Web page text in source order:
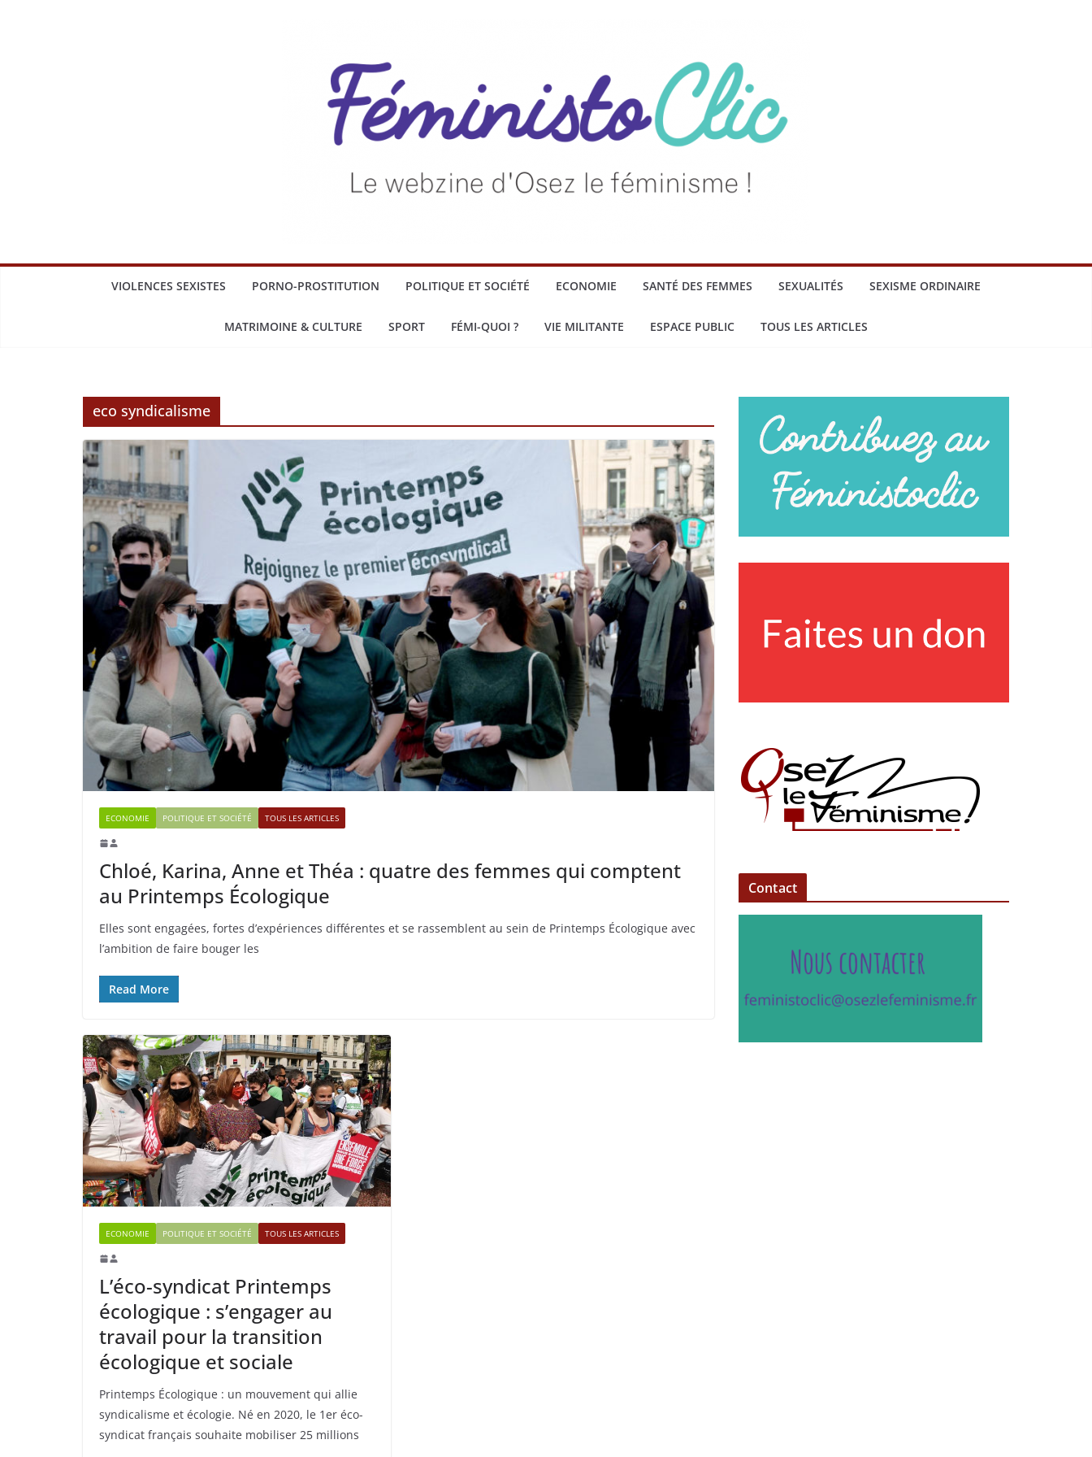
VIOLENCES SEXISTES PORNO-PROSTITUTION POLITIQUE ET SOCIÉTÉ ECONOMIE SANTÉ DES FEMMES SEXUALITÉS SEXISME ORDINAIRE
MATRIMOINE & CULTURE SPORT FÉMI-QUOI ? VIE MILITANTE ESPACE PUBLIC TOUS LES ARTICLES
eco syndicalisme
ECONOMIE POLITIQUE ET SOCIÉTÉ TOUS LES ARTICLES
Chloé, Karina, Anne et Théa : quatre des femmes qui comptent
au Printemps Écologique
Elles sont engagées, fortes d’expériences différentes et se rassemblent au sein de Printemps Écologique avec
l’ambition de faire bouger les
Read More
ECONOMIE POLITIQUE ET SOCIÉTÉ TOUS LES ARTICLES
L’éco-syndicat Printemps
écologique : s’engager au
travail pour la transition
écologique et sociale
Printemps Écologique : un mouvement qui allie
syndicalisme et écologie. Né en 2020, le 1er éco-
syndicat français souhaite mobiliser 25 millions
Contact